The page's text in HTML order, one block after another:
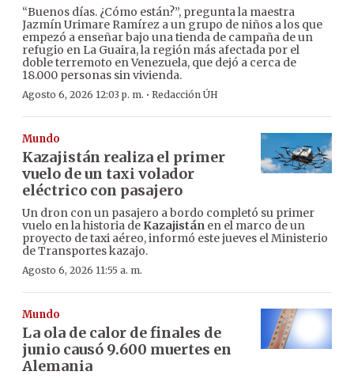
“Buenos días. ¿Cómo están?”, pregunta la maestra
Jazmín Urimare Ramírez a un grupo de niños a los que
empezó a enseñar bajo una tienda de campaña de un
refugio en La Guaira, la región más afectada por el
doble terremoto en Venezuela, que dejó a cerca de
18.000 personas sin vivienda.
Agosto 6, 2026 12:03 p. m. · Redacción ÚH
Mundo
Kazajistán realiza el primer
vuelo de un taxi volador
eléctrico con pasajero
Un dron con un pasajero a bordo completó su primer
vuelo en la historia de Kazajistán en el marco de un
proyecto de taxi aéreo, informó este jueves el Ministerio
de Transportes kazajo.
Agosto 6, 2026 11:55 a. m.
Mundo
La ola de calor de finales de
junio causó 9.600 muertes en
Alemania